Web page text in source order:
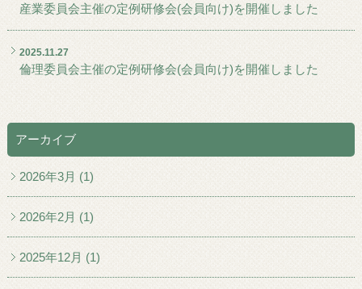
産業委員会主催の定例研修会(会員向け)を開催しました
2025.11.27
倫理委員会主催の定例研修会(会員向け)を開催しました
アーカイブ
2026年3月 (1)
2026年2月 (1)
2025年12月 (1)